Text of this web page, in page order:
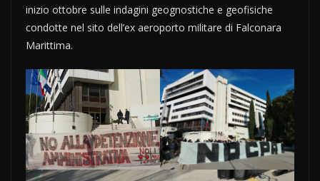
inizio ottobre sulle indagini geognostiche e geofisiche
condotte nel sito dell’ex aeroporto militare di Falconara
Marittima.